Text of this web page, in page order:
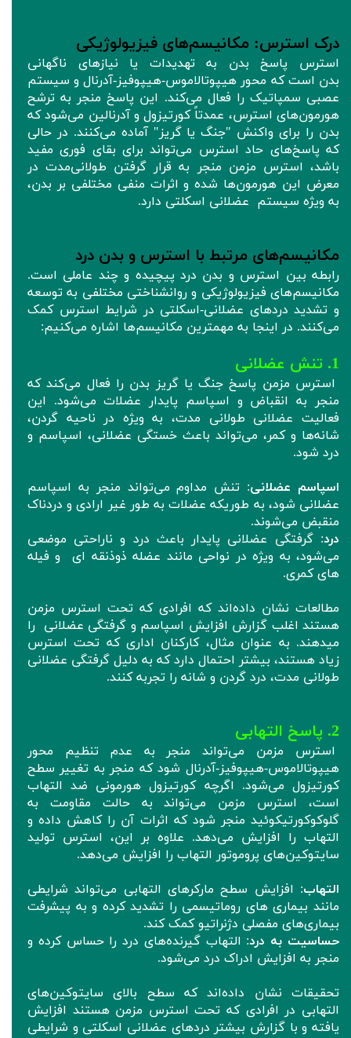
درک استرس: مکانیسم‌های فیزیولوژیکی
استرس پاسخ بدن به تهدیدات یا نیازهای ناگهانی
بدن است که محور هیپوتالاموس-هیپوفیز-آدرنال و سیستم
عصبی سمپاتیک را فعال می‌کند. این پاسخ منجر به ترشح
هورمون‌های استرس، عمدتاً کورتیزول و آدرنالین می‌شود که
بدن را برای واکنش "جنگ یا گریز" آماده می‌کنند. در حالی
که پاسخ‌های حاد استرس می‌تواند برای بقای فوری مفید
باشد، استرس مزمن منجر به قرار گرفتن طولانی‌مدت در
معرض این هورمون‌ها شده و اثرات منفی مختلفی بر بدن،
به ویژه سیستم عضلانی اسکلتی دارد.
مکانیسم‌های مرتبط با استرس و بدن درد
رابطه بین استرس و بدن درد پیچیده و چند عاملی است.
مکانیسم‌های فیزیولوژیکی و روانشناختی مختلفی به توسعه
و تشدید دردهای عضلانی-اسکلتی در شرایط استرس کمک
می‌کنند. در اینجا به مهمترین مکانیسم‌ها اشاره می‌کنیم:
1. تنش عضلانی
استرس مزمن پاسخ جنگ یا گریز بدن را فعال می‌کند که
منجر به انقباض و اسپاسم پایدار عضلات می‌شود. این
فعالیت عضلانی طولانی مدت، به ویژه در ناحیه گردن،
شانه‌ها و کمر، می‌تواند باعث خستگی عضلانی، اسپاسم و
درد شود.
اسپاسم عضلانی: تنش مداوم می‌تواند منجر به اسپاسم
عضلانی شود، به طوریکه عضلات به طور غیر ارادی و دردناک
منقبض می‌شوند.
درد: گرفتگی عضلانی پایدار باعث درد و ناراحتی موضعی
می‌شود، به ویژه در نواحی مانند عضله ذوذنقه ای و فیله
های کمری.
مطالعات نشان داده‌اند که افرادی که تحت استرس مزمن
هستند اغلب گزارش افزایش اسپاسم و گرفتگی عضلانی را
میدهند. به عنوان مثال، کارکنان اداری که تحت استرس
زیاد هستند، بیشتر احتمال دارد که به دلیل گرفتگی عضلانی
طولانی مدت، درد گردن و شانه را تجربه کنند.
2. پاسخ التهابی
استرس مزمن می‌تواند منجر به عدم تنظیم محور
هیپوتالاموس-هیپوفیز-آدرنال شود که منجر به تغییر سطح
کورتیزول می‌شود. اگرچه کورتیزول هورمونی ضد التهاب
است، استرس مزمن می‌تواند به حالت مقاومت به
گلوکوکورتیکوئید منجر شود که اثرات آن را کاهش داده و
التهاب را افزایش می‌دهد. علاوه بر این، استرس تولید
سایتوکین‌های پروموتور التهاب را افزایش می‌دهد.
التهاب: افزایش سطح مارکرهای التهابی می‌تواند شرایطی
مانند بیماری های روماتیسمی را تشدید کرده و به پیشرفت
بیماری‌های مفصلی دژنراتیو کمک کند.
حساسیت به درد: التهاب گیرنده‌های درد را حساس کرده و
منجر به افزایش ادراک درد می‌شود.
تحقیقات نشان داده‌اند که سطح بالای سایتوکین‌های
التهابی در افرادی که تحت استرس مزمن هستند افزایش
یافته و با گزارش‌ بیشتر دردهای عضلانی اسکلتی و شرایطی